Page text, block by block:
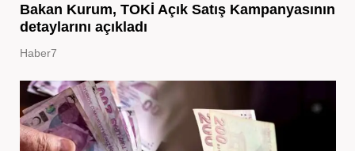
Bakan Kurum, TOKİ Açık Satış Kampanyasının
detaylarını açıkladı
Haber7